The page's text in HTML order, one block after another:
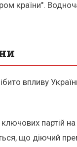
країни".
впливу
партій
що діючий